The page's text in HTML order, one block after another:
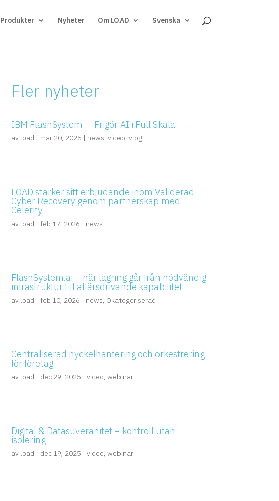
Produkter Nyheter Om LOAD Svenska
Fler nyheter
IBM FlashSystem — Frigör AI i Full Skala
av load | mar 20, 2026 | news, video, vlog
LOAD stärker sitt erbjudande inom Validerad
Cyber Recovery genom partnerskap med
Celerity
av load | feb 17, 2026 | news
FlashSystem.ai – när lagring går från nödvändig
infrastruktur till affärsdrivande kapabilitet
av load | feb 10, 2026 | news, Okategoriserad
Centraliserad nyckelhantering och orkestrering
för företag
av load | dec 29, 2025 | video, webinar
Digital & Datasuveränitet – kontroll utan
isolering
av load | dec 19, 2025 | video, webinar